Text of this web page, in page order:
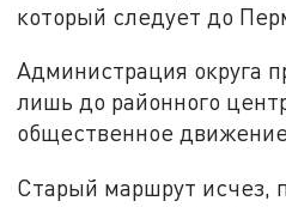
который следует до
Администрация округа
лишь до районного
общественное
Старый маршрут исчез,